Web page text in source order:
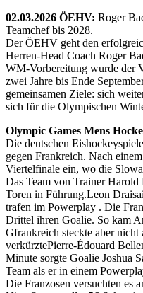
02.03.2026 ÖEHV: Roger
Teamchef bis 2028.
Der ÖEHV geht den
Herren-Head Coach Roger
WM-Vorbereitung wurde der
zwei Jahre bis Ende
gemeinsamen Ziele: sich
sich für die Olympischen
Olympic Games Mens
Die deutschen
gegen Frankreich. Nach
Viertelfinale ein, wo die
Das Team von Trainer
Toren in Führung.Leon
trafen im Powerplay . Die
Drittel ihren Goalie. So kam
Gfrankreich steckte aber
verkürztePierre-Édouard
Minute sorgte Goalie Joshua
Team als er in einem
Die Franzosen versuchten es